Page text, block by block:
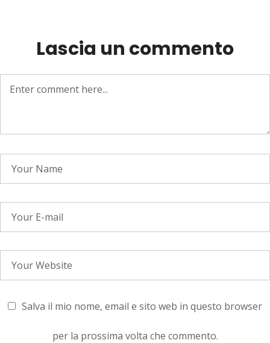
Lascia un commento
Salva il mio nome, email e sito web in questo browser
per la prossima volta che commento.